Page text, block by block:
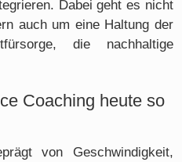
Dabei geht es nicht
auch um eine Haltung der
die nachhaltige
Coaching heute so
von Geschwindigkeit,